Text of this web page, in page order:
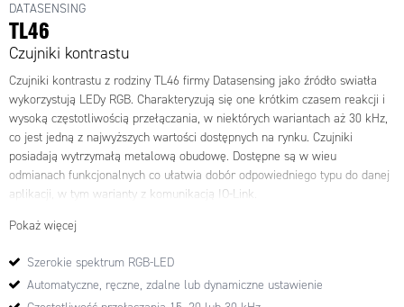
DATASENSING
TL46
Czujniki kontrastu
Czujniki kontrastu z rodziny TL46 firmy Datasensing jako źródło swiatła
wykorzystują LEDy RGB. Charakteryzują się one krótkim czasem reakcji i
wysoką częstotliwością przełączania, w niektórych wariantach aż 30 kHz,
co jest jedną z najwyższych wartości dostępnych na rynku. Czujniki
posiadają wytrzymałą metalową obudowę. Dostępne są w wieu
odmianach funkcjonalnych co ułatwia dobór odpowiedniego typu do danej
aplikacji, w tym warianty z komunikacją IO-Link.
Pokaż więcej
Szerokie spektrum RGB-LED
Automatyczne, ręczne, zdalne lub dynamiczne ustawienie